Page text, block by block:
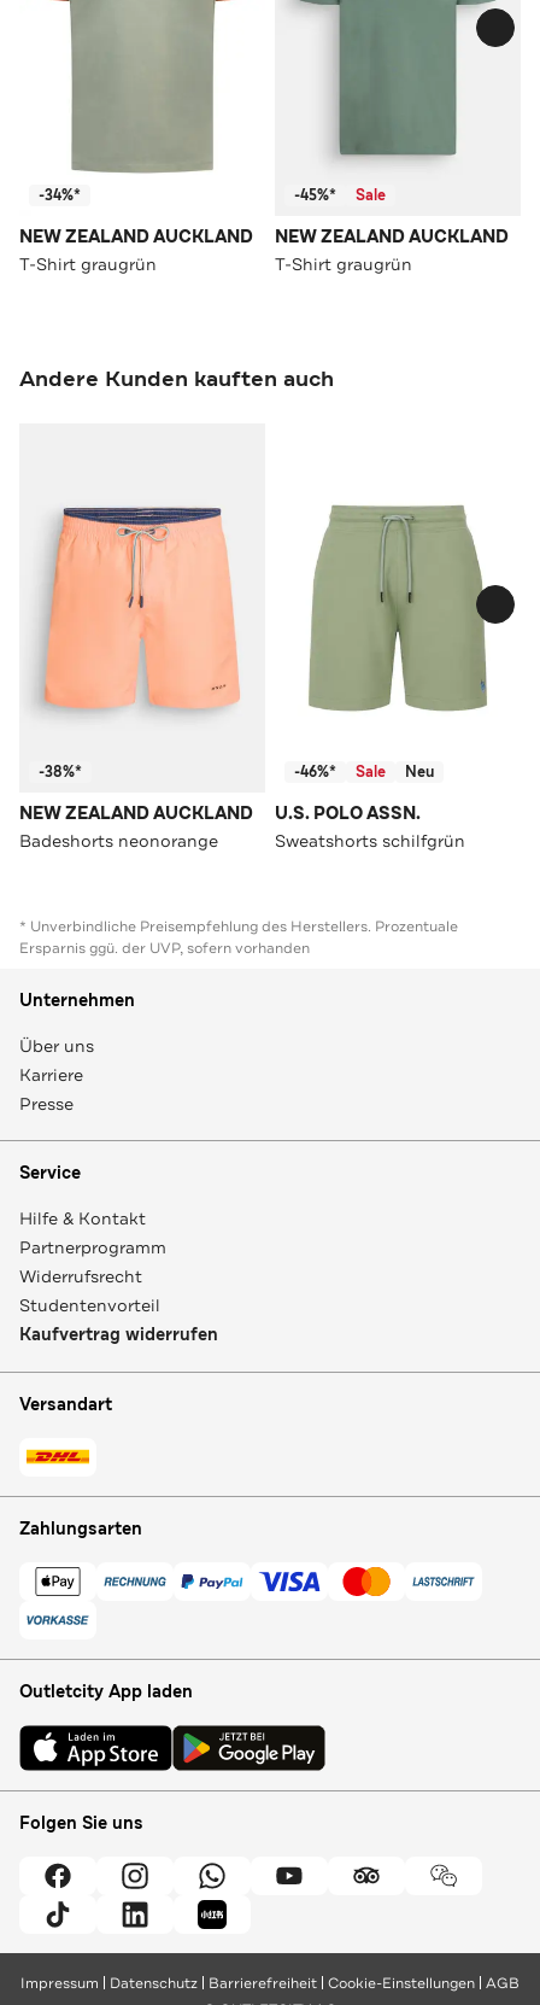
-34%*
NEW ZEALAND AUCKLAND
T-Shirt graugrün
-45%* Sale
NEW ZEALAND AUCKLAND
T-Shirt graugrün
Andere Kunden kauften auch
-38%*
NEW ZEALAND AUCKLAND
Badeshorts neonorange
-46%* Sale Neu
U.S. POLO ASSN.
Sweatshorts schilfgrün
* Unverbindliche Preisempfehlung des Herstellers. Prozentuale
Ersparnis ggü. der UVP, sofern vorhanden
Unternehmen
Über uns
Karriere
Presse
Service
Hilfe & Kontakt
Partnerprogramm
Widerrufsrecht
Studentenvorteil
Kaufvertrag widerrufen
Versandart
Zahlungsarten
Outletcity App laden
Folgen Sie uns
Impressum Datenschutz Barrierefreiheit Cookie-Einstellungen AGB